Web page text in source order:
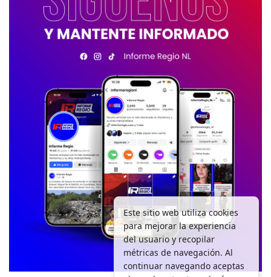
Este sitio web utiliza cookies
para mejorar la experiencia
del usuario y recopilar
métricas de navegación. Al
continuar navegando aceptas